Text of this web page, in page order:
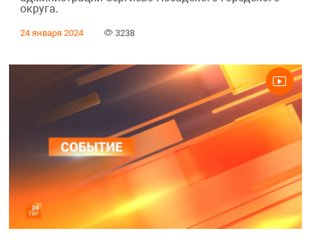
округа.
24 января 2024 3238